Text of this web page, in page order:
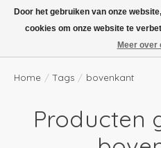
Boven de €100,- gratis verzending! Vóór
Home / Tags / bovenkant
Producten
Door het gebruiken van onze
cookies om onze website te
Meer over